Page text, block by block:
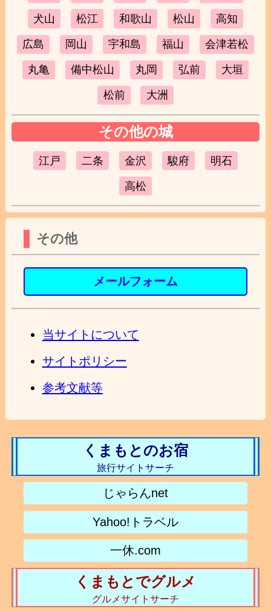
犬山 松江 和歌山 松山 高知
広島 岡山 宇和島 福山 会津若松
丸亀 備中松山 丸岡 弘前 大垣
松前 大洲
その他の城
江戸 二条 金沢 駿府 明石
高松
その他
メールフォーム
当サイトについて
サイトポリシー
参考文献等
くまもとのお宿
旅行サイトサーチ
じゃらんnet
Yahoo!トラベル
一休.com
くまもとでグルメ
グルメサイトサーチ